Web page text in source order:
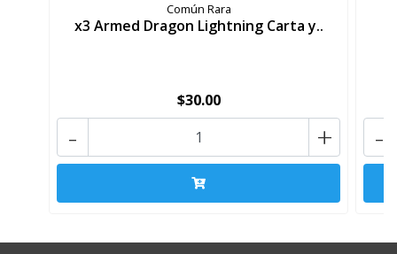
Común Rara
x3 Armed Dragon Lightning Carta y..
$30.00
+
- -